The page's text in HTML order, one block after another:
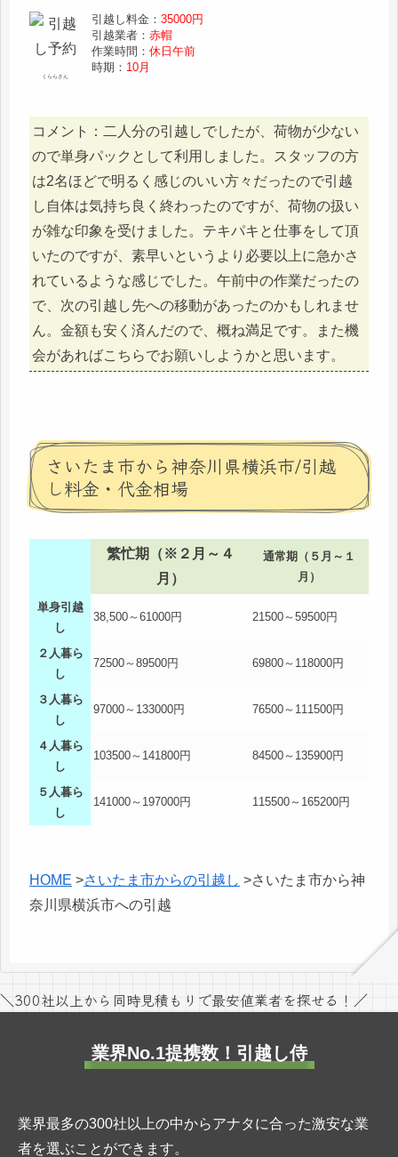
くららさん
引越し料金：35000円
引越業者：赤帽
作業時間：休日午前
時期： 10月
コメント：二人分の引越しでしたが、荷物が少ない
ので単身パックとして利用しました。スタッフの方
は2名ほどで明るく感じのいい方々だったので引越
し自体は気持ち良く終わったのですが、荷物の扱い
が雑な印象を受けました。テキパキと仕事をして頂
いたのですが、素早いというより必要以上に急かさ
れているような感じでした。午前中の作業だったの
で、次の引越し先への移動があったのかもしれませ
ん。金額も安く済んだので、概ね満足です。また機
会があればこちらでお願いしようかと思います。
さいたま市から神奈川県横浜市/引越
し料金・代金相場
繁忙期（※２月～４
月）
通常期（５月～１
月）
単身引越
し
38,500～61000円 21500～59500円
２人暮ら
し
72500～89500円 69800～118000円
３人暮ら
し
97000～133000円 76500～111500円
４人暮ら
し
103500～141800円 84500～135900円
５人暮ら
し
141000～197000円 115500～165200円
HOME >さいたま市からの引越し >さいたま市から神
奈川県横浜市への引越
＼300社以上から同時見積もりで最安値業者を探せる！／
業界No.1提携数！引越し侍
業界最多の300社以上の中からアナタに合った激安な業
者を選ぶことができます。